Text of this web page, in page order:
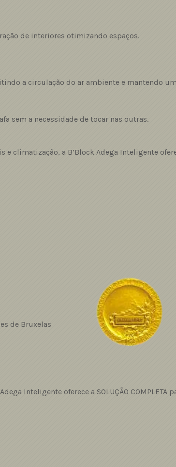
de interiores otimizando espaços.
a circulação do ar ambiente e mantendo
sem a necessidade de tocar nas outras.
e climatização, a B’Block Adega Inteligente
de Bruxelas
Inteligente oferece a SOLUÇÃO COMPLETA